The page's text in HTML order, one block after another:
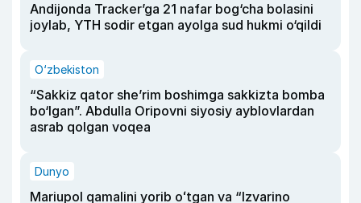
Andijonda Tracker’ga 21 nafar bog‘cha bolasini
joylab, YTH sodir etgan ayolga sud hukmi o‘qildi
O‘zbekiston
“Sakkiz qator she’rim boshimga sakkizta bomba
bo‘lgan”. Abdulla Oripovni siyosiy ayblovlardan
asrab qolgan voqea
Dunyo
Mariupol qamalini yorib oʻtgan va “Izvarino